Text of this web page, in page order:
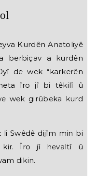
Kurdên Anatoliyê
berbiçav a kurdên
de wek “karkerên
îro jî bi têkilî û
wek girûbeka kurd
li Swêdê dijîm min bi
kir. Îro jî hevaltî û
dikin.